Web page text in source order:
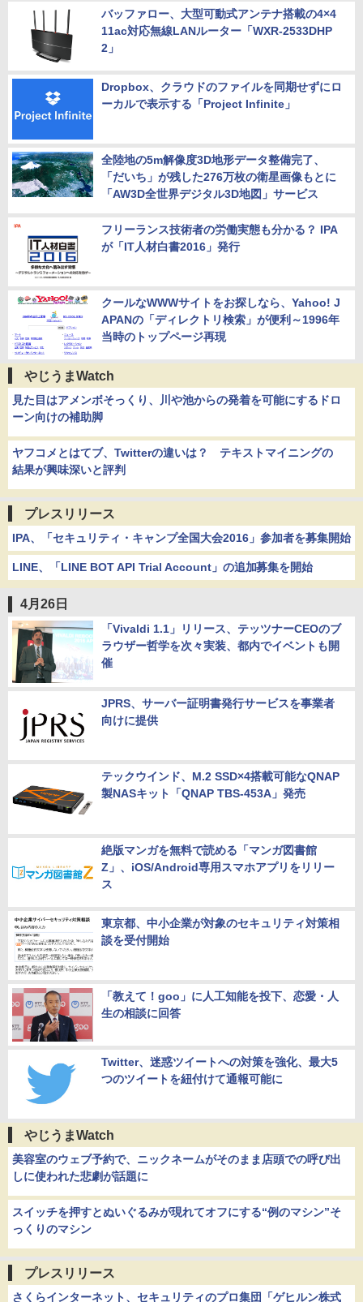
バッファロー、大型可動式アンテナ搭載の4×4
11ac対応無線LANルーター「WXR-2533DHP
2」
Dropbox、クラウドのファイルを同期せずにロ
ーカルで表示する「Project Infinite」
全陸地の5m解像度3D地形データ整備完了、
「だいち」が残した276万枚の衛星画像もとに
「AW3D全世界デジタル3D地図」サービス
フリーランス技術者の労働実態も分かる？ IPA
が「IT人材白書2016」発行
クールなWWWサイトをお探しなら、Yahoo! J
APANの「ディレクトリ検索」が便利～1996年
当時のトップページ再現
やじうまWatch
見た目はアメンボそっくり、川や池からの発着を可能にするドロ
ーン向けの補助脚
ヤフコメとはてブ、Twitterの違いは？ テキストマイニングの
結果が興味深いと評判
プレスリリース
IPA、「セキュリティ・キャンプ全国大会2016」参加者を募集開始
LINE、「LINE BOT API Trial Account」の追加募集を開始
4月26日
「Vivaldi 1.1」リリース、テッツナーCEOのブ
ラウザー哲学を次々実装、都内でイベントも開
催
JPRS、サーバー証明書発行サービスを事業者
向けに提供
テックウインド、M.2 SSD×4搭載可能なQNAP
製NASキット「QNAP TBS-453A」発売
絶版マンガを無料で読める「マンガ図書館
Z」、iOS/Android専用スマホアプリをリリー
ス
東京都、中小企業が対象のセキュリティ対策相
談を受付開始
「教えて！goo」に人工知能を投下、恋愛・人
生の相談に回答
Twitter、迷惑ツイートへの対策を強化、最大5
つのツイートを紐付けて通報可能に
やじうまWatch
美容室のウェブ予約で、ニックネームがそのまま店頭での呼び出
しに使われた悲劇が話題に
スイッチを押すとぬいぐるみが現れてオフにする“例のマシン”そ
っくりのマシン
プレスリリース
さくらインターネット、セキュリティのプロ集団「ゲヒルン株式